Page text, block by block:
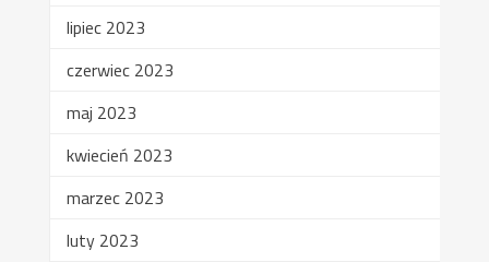
lipiec 2023
czerwiec 2023
maj 2023
kwiecień 2023
marzec 2023
luty 2023